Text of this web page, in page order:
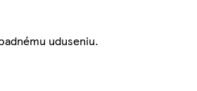
uduseniu.